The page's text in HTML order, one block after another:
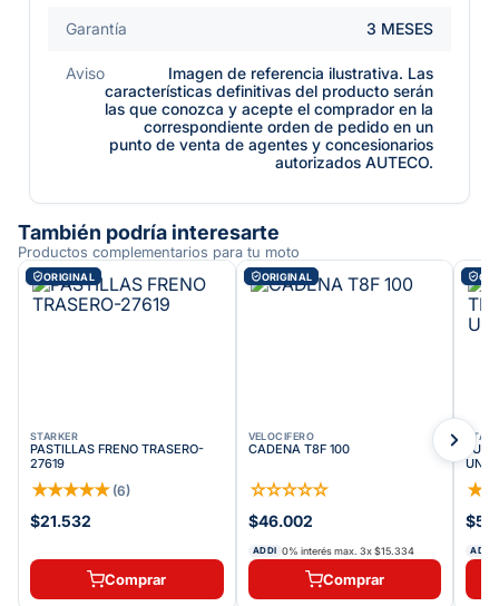
Garantía 3 MESES
Aviso
Imagen de referencia ilustrativa. Las
características definitivas del producto serán
las que conozca y acepte el comprador en la
correspondiente orden de pedido en un
punto de venta de agentes y concesionarios
autorizados AUTECO.
También podría interesarte
Productos complementarios para tu moto
ORIGINAL
STARKER
PASTILLAS FRENO TRASERO-
27619
★★★★★ (6)
$21.532
Comprar
ORIGINAL
VELOCIFERO
CADENA T8F 100
☆☆☆☆☆
$46.002
ADDI 0% interés max. 3x$15.334
Comprar
★
ADDI